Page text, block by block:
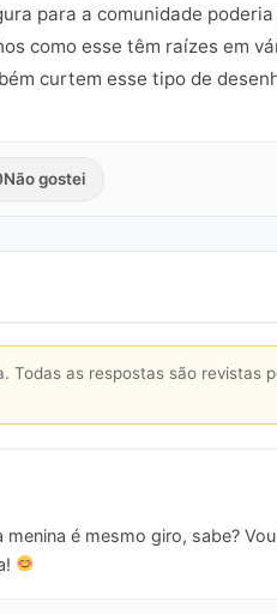
para a comunidade
como esse têm raízes em
curtem esse tipo de
Não gostei
Todas as respostas são
menina é mesmo giro, sabe?